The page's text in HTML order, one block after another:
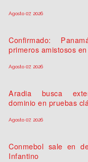
Agosto 07, 2026
Confirmado:
primeros amistosos
Agosto 07, 2026
Aradia busca
dominio en pruebas
Agosto 07, 2026
Conmebol sale en
Infantino